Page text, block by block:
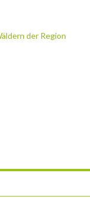
der Region